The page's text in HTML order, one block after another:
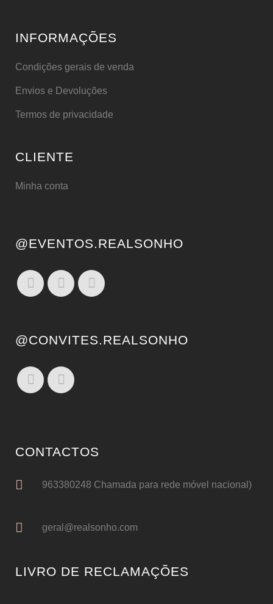
INFORMAÇÕES
Condições gerais de venda
Envios e Devoluções
Termos de privacidade
CLIENTE
Minha conta
@EVENTOS.REALSONHO
@CONVITES.REALSONHO
CONTACTOS
963380248 Chamada para rede móvel nacional)
geral@realsonho.com
LIVRO DE RECLAMAÇÕES